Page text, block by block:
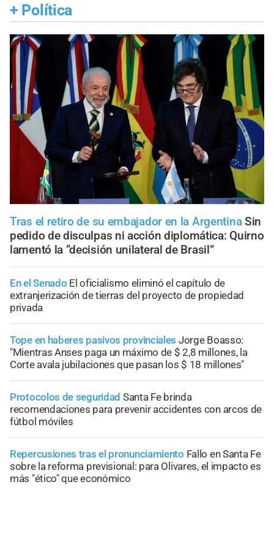
+ Política
Tras el retiro de su embajador en la Argentina Sin
pedido de disculpas ni acción diplomática: Quirno
lamentó la “decisión unilateral de Brasil”
En el Senado El oficialismo eliminó el capítulo de
extranjerización de tierras del proyecto de propiedad
privada
Tope en haberes pasivos provinciales Jorge Boasso:
"Mientras Anses paga un máximo de $ 2,8 millones, la
Corte avala jubilaciones que pasan los $ 18 millones"
Protocolos de seguridad Santa Fe brinda
recomendaciones para prevenir accidentes con arcos de
fútbol móviles
Repercusiones tras el pronunciamiento Fallo en Santa Fe
sobre la reforma previsional: para Olivares, el impacto es
más "ético" que económico